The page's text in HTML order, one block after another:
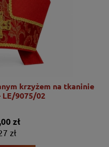
krzyżem na tkaninie
9075/02
zł
zł